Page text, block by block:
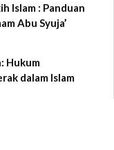
Islam : Panduan
Abu Syuja’
Hukum
dalam Islam